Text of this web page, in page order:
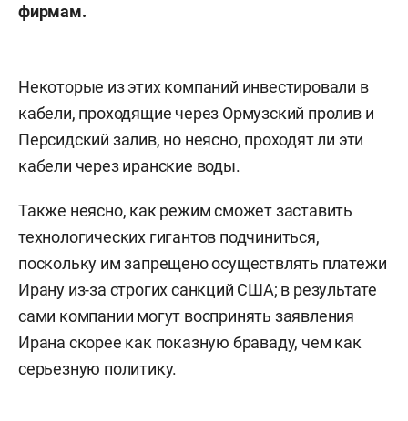
фирмам.
Некоторые из этих компаний инвестировали в
кабели, проходящие через Ормузский пролив и
Персидский залив, но неясно, проходят ли эти
кабели через иранские воды.
Также неясно, как режим сможет заставить
технологических гигантов подчиниться,
поскольку им запрещено осуществлять платежи
Ирану из-за строгих санкций США; в результате
сами компании могут воспринять заявления
Ирана скорее как показную браваду, чем как
серьезную политику.